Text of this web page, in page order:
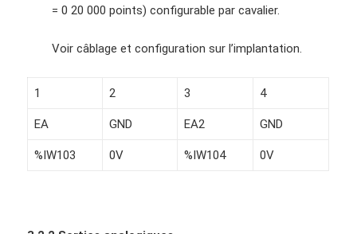
= 0 20 000 points) configurable par cavalier.
Voir câblage et configuration sur l’implantation.
1 2 3 4
EA GND EA2 GND
%IW103 0V %IW104 0V